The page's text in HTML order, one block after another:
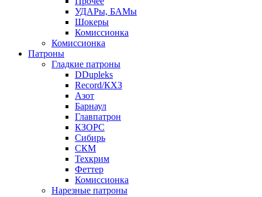
УДАРы, БАМы
Шокеры
Комиссионка
Комиссионка
Патроны
Гладкие патроны
DDupleks
Record/КХЗ
Азот
Барнаул
Главпатрон
КЗОРС
Сибирь
СКМ
Техкрим
Феттер
Комиссионка
Нарезные патроны